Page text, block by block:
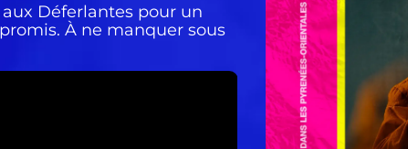
Déferlantes pour un
À ne manquer sous